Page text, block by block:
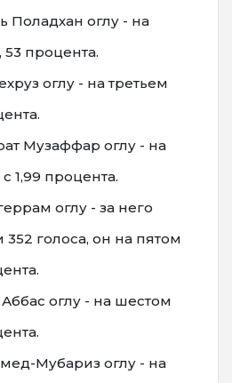
Поладхан оглу - на
53 процента.
оглу - на третьем
Музаффар оглу - на
1,99 процента.
оглу - за него
352 голоса, он на пятом
оглу - на шестом
Мубариз оглу - на